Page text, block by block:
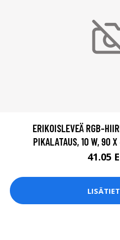
ERIKOISLEVEÄ RGB-
PIKALATAUS, 10 W, 90
41.05